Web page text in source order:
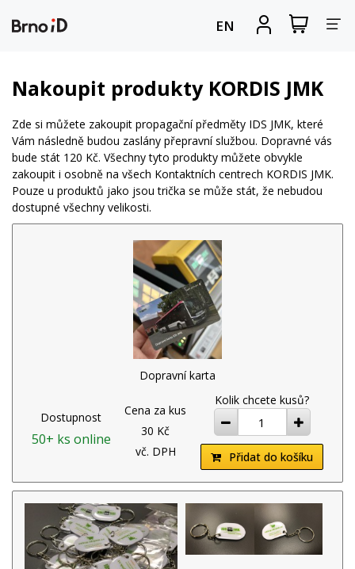
EN
Zobrazit
nákupní
Nakoupit produkty KORDIS JMK
Zde si můžete zakoupit propagační předměty IDS JMK, které
Vám následně budou zaslány přepravní službou. Dopravné vás
bude stát 120 Kč. Všechny tyto produkty můžete obvykle
zakoupit i osobně na všech Kontaktních centrech KORDIS JMK.
Pouze u produktů jako jsou trička se může stát, že nebudou
dostupné všechny velikosti.
Dopravní karta
Dostupnost
50+ ks online
Cena za kus
30 Kč
vč. DPH
Kolik chcete kusů?
ubrat přidat
Přidat do košíku